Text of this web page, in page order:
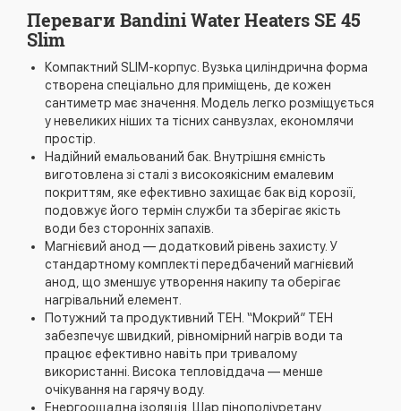
Переваги Bandini Water Heaters SE 45
Slim
Компактний SLIM-корпус. Вузька циліндрична форма
створена спеціально для приміщень, де кожен
сантиметр має значення. Модель легко розміщується
у невеликих ніших та тісних санвузлах, економлячи
простір.
Надійний емальований бак. Внутрішня ємність
виготовлена зі сталі з високоякісним емалевим
покриттям, яке ефективно захищає бак від корозії,
подовжує його термін служби та зберігає якість
води без сторонніх запахів.
Магнієвий анод — додатковий рівень захисту. У
стандартному комплекті передбачений магнієвий
анод, що зменшує утворення накипу та оберігає
нагрівальний елемент.
Потужний та продуктивний ТЕН. “Мокрий” ТЕН
забезпечує швидкий, рівномірний нагрів води та
працює ефективно навіть при тривалому
використанні. Висока тепловіддача — менше
очікування на гарячу воду.
Енергоощадна ізоляція. Шар пінополіуретану